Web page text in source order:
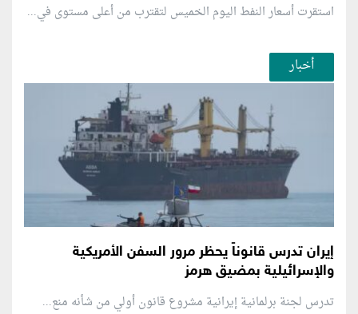
استقرت أسعار النفط اليوم الخميس لتقترب من أعلى مستوى في...
أخبار
إيران تدرس قانوناً يحظر مرور السفن الأمريكية
والإسرائيلية بمضيق هرمز
تدرس لجنة برلمانية إيرانية مشروع قانون ⁠أولي من شأنه منع...